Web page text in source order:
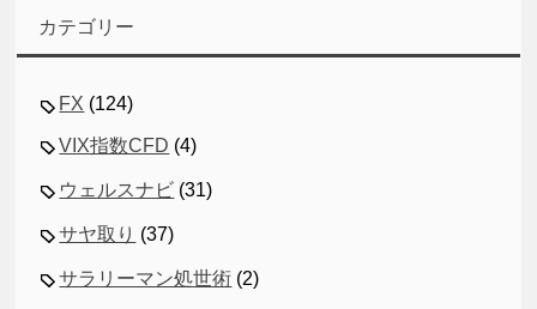
カテゴリー
FX (124)
VIX指数CFD (4)
ウェルスナビ (31)
サヤ取り (37)
サラリーマン処世術 (2)